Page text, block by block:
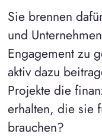
Sie brennen
und
Engagement zu
aktiv dazu
Projekte die
erhalten, die sie
brauchen?